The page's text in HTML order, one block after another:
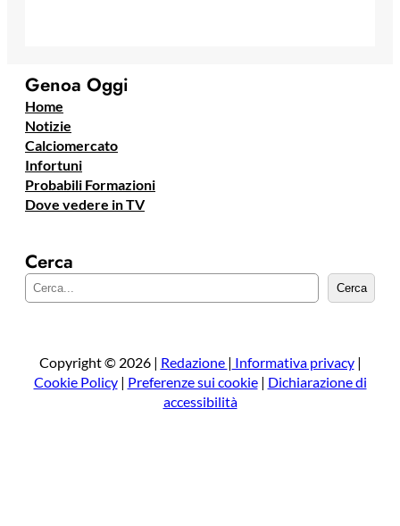
Genoa Oggi
Home
Notizie
Calciomercato
Infortuni
Probabili Formazioni
Dove vedere in TV
Cerca
e
a
Cerca
Copyright © 2026 | Redazione | Informativa privacy|
Cookie Policy| Preferenze sui cookie| Dichiarazione di
accessibilità